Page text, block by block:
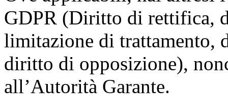
GDPR (Diritto di rettifica,
limitazione di trattamento,
diritto di opposizione),
all’Autorità Garante.